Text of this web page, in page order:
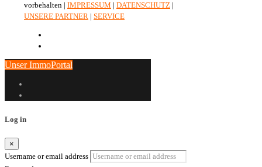
vorbehalten | IMPRESSUM | DATENSCHUTZ |
UNSERE PARTNER | SERVICE
Unser ImmoPortal
Log in
×
Username or email address